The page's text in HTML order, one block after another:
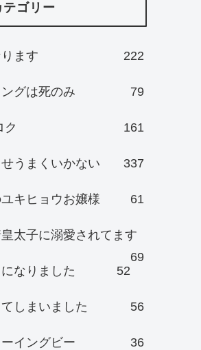
テゴリー
ます 222
グは死のみ 79
161
うまくいかない 337
キヒョウお嬢様 61
太子に溺愛されてます
69
なりました
52
しまいました 56
イングビー 36